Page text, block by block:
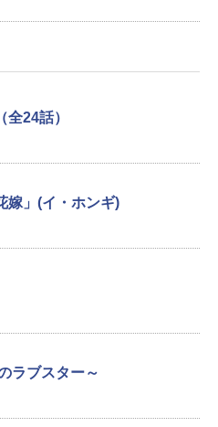
24話）
嫁」(イ・ホンギ)
ラブスター～